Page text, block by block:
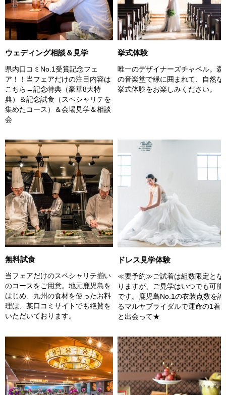
ウェディング相談＆見学
県内口コミNo.1受賞記念フェ
ア！！当フェアだけの注目内容は
こちら→記念特典（豪華8大特
典）＆記念試食（スペシャリテを
集めたコース）＆会場見学＆相談
会
挙式体験
唯一のデザイナーズチャペル。森
の音楽堂で緑に囲まれて、自然な
挙式体験をお楽しみください。
無料試食
当フェアだけのスペシャリテ揃い
のコースをご用意。地元鹿児島を
はじめ、九州の食材を使ったお料
理は、某口コミサイトでも絶賛を
いただいております。
ドレス見学体験
≪要予約≫ご試着は組数限定とな
りますが、ご見学はいつでも可能
です。鹿児島No.1の衣装点数を誇
るマルヤブライダルで運命の1着
と出会って★